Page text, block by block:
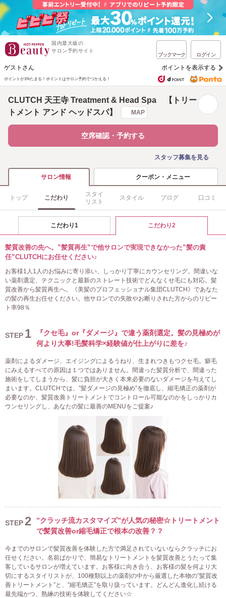
国内最大級の
サロン予約サイト
ブックマーク ログイン
ゲストさん ポイントを表示する
ポイントが1%たまる！ ポイントはサロン予約でつかえる！
CLUTCH 天王寺 Treatment & Head Spa 【トリー
トメント アンド ヘッドスパ】
MAP
空席確認・予約する
スタッフ募集を見る
サロン情報 クーポン・メニュー
トップ こだわり
スタイ
リスト
スタイル ブログ 口コミ
こだわり1 こだわり2
髪質改善の先へ。”髪質再生”で他サロンで実現できなかった”髪の責
任”CLUTCHにお任せください♪
お客様1人1人のお悩みに寄り添い、しっかり丁寧にカウンセリング。間違いな
い薬剤選定、テクニックと最新のストレート技術でどんなくせ毛にも対応。髪
質改善から髪質再生へ。《美髪のプロフェッショナル集団CLUTCH》であなた
の髪の再生お任せください。他サロンでの失敗やお断りされた方からのリピー
ト率98％
STEP 1
『クセ毛』or『ダメージ』で違う薬剤選定。髪の見極めが
何より大事!毛髪科学×経験値が仕上がりに差を♪
薬剤によるダメージ、エイジングによるうねり、生まれつきもつクセ毛。癖毛
にみえるすべての原因は１つではありません。間違った髪質分析で、間違った
施術をしてしまうから、髪に負担が大きく本来必要のないダメージを与えてし
まいます。CLUTCHでは、”髪ダメージの見極め”を徹底し、縮毛矯正の薬剤が
必要なのか、髪質改善トリートメントでコントロール可能なのかをしっかりカ
ウンセリングし、あなたの髪に最善のMENUをご提案♪
STEP2
”クラッチ流カスタマイズ”が人気の秘密☆トリートメント
で髪質改善or縮毛矯正で根本の改善？？
今までのサロンで髪質改善を体験した方で満足されていないならクラッチにお
任せください。名前ばかりで、簡易なトリートメントを髪質改善とうたって集
客しているサロンが増えています。お客様に向き合う、お客様の髪を何より大
切にするスタイリストが、100種類以上の薬剤の中から厳選した本物の”髪質改
善トリートメント”と、”縮毛矯正”を取り扱っています。どんどん進化し続ける
最先端かつ、熟練の技術を体験してください☆